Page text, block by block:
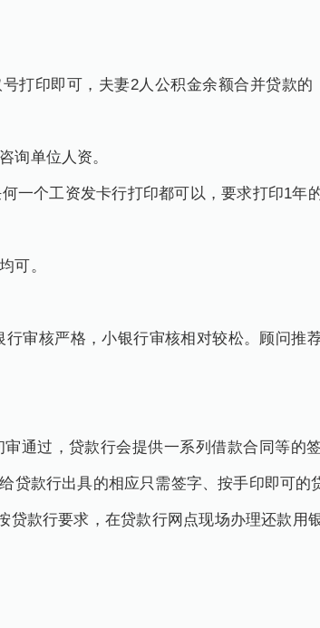
打印即可，夫妻2人公积金余额合并贷款的
询单位人资。
个工资发卡行打印都可以，要求打印1年
可。
审核严格，小银行审核相对较松。顾问推
通过，贷款行会提供一系列借款合同等的
款行出具的相应只需签字、按手印即可的
款行要求，在贷款行网点现场办理还款用